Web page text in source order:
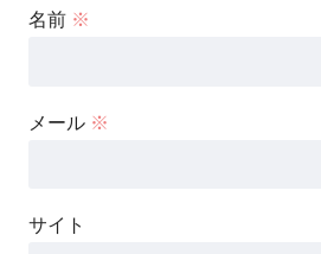
名前 ※
メール ※
サイト